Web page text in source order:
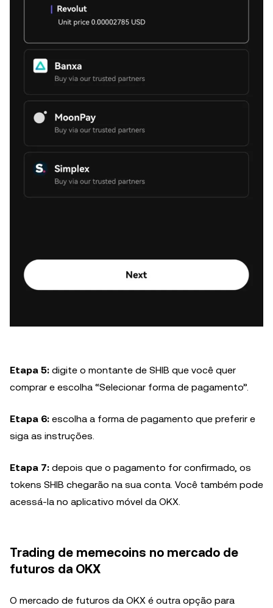
Etapa 5: digite o montante de SHIB que você quer
comprar e escolha “Selecionar forma de pagamento”.
Etapa 6: escolha a forma de pagamento que preferir e
siga as instruções.
Etapa 7: depois que o pagamento for confirmado, os
tokens SHIB chegarão na sua conta. Você também pode
acessá-la no aplicativo móvel da OKX.
Trading de memecoins no mercado de
futuros da OKX
O mercado de futuros da OKX é outra opção para